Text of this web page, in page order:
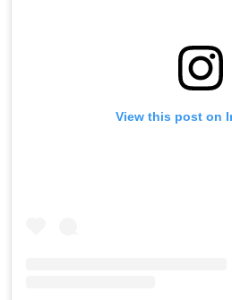
View this post on